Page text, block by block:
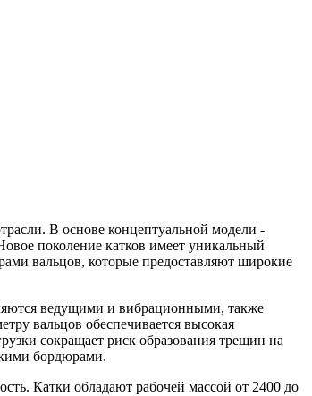
В основе концептуальной модели -
поколение катков имеет уникальный
вальцов, которые предоставляют широкие
ведущими и вибрационными, также
вальцов обеспечивается высокая
сокращает риск образования трещин на
бордюрами.
Катки обладают рабочей массой от 2400 до